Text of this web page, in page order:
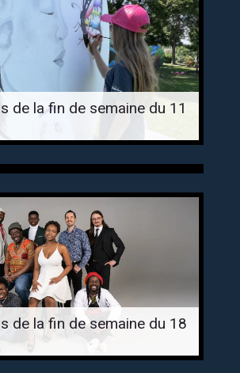
de la fin de semaine du 11
de la fin de semaine du 18